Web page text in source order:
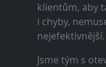
klientům, aby
i chyby,
nejefektivnější.
Jsme tým s